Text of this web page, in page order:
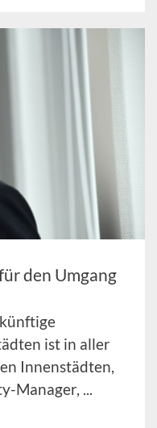
den Umgang
ist in aller
Innenstädten,
Manager, ...